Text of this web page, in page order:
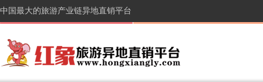
中国最大的旅游产业链异地直销平台